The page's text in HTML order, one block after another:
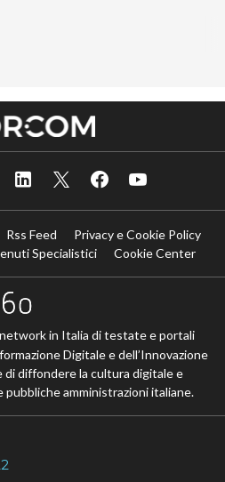
Rss Feed
Privacy e Cookie Policy
Specialistici
Cookie Center
in Italia di testate e portali
Digitale e dell’Innovazione
di diffondere la cultura digitale e
amministrazioni italiane.